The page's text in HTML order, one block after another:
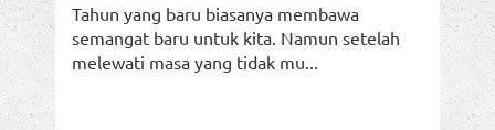
Tahun yang baru biasanya membawa
semangat baru untuk kita. Namun setelah
melewati masa yang tidak mu...